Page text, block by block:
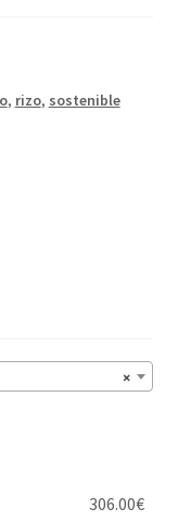
, rizo, sostenible
×
306.00€